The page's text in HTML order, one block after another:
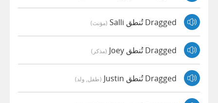
Dragged تُنطق Salli (مؤنث)
Dragged تُنطق Joey (مذكر)
Dragged تُنطق Justin (طفل, ولد)